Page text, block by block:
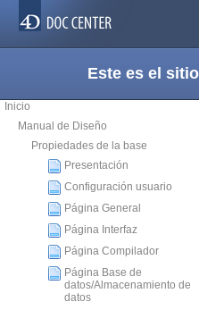
Este es el
Inicio
Manual de Diseño
Propiedades de la base
Presentación
Configuración usuario
Página General
Página Interfaz
Página Compilador
Página Base de
datos/Almacenamiento de
datos